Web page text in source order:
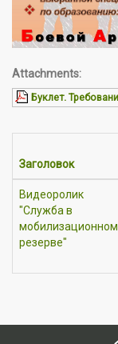
Attachments:
Буклет.
Заголовок
Видеоролик
"Служба в
мобилизационном
резерве"